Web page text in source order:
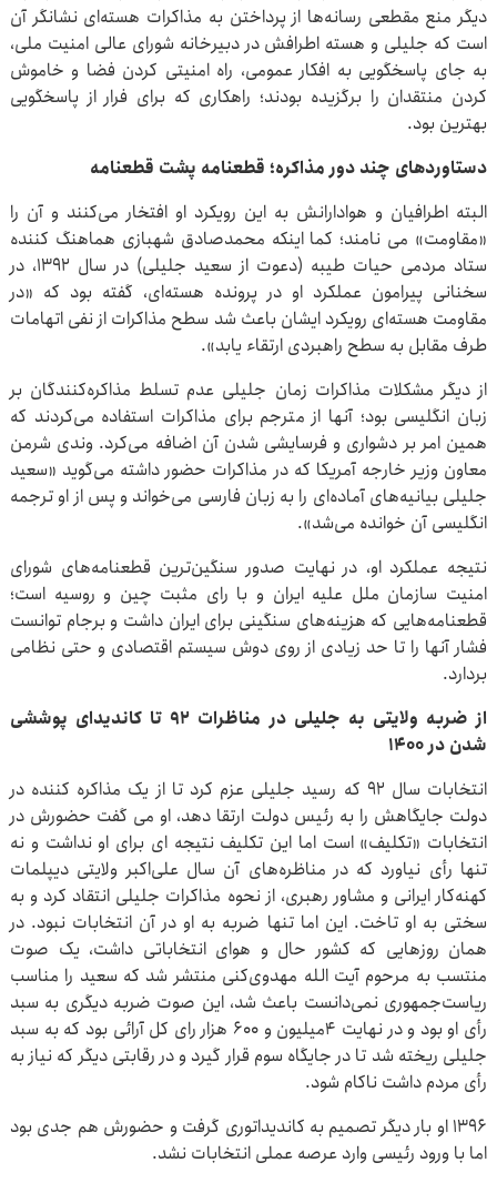
دیگر منع مقطعی رسانه‌ها از پرداختن به مذاکرات هسته‌ای نشانگر آن
است که جلیلی و هسته اطرافش در دبیرخانه شورای عالی امنیت ملی،
به جای پاسخگویی به افکار عمومی، راه امنیتی کردن فضا و خاموش
کردن منتقدان را برگزیده بودند؛ راهکاری که برای فرار از پاسخگویی
بهترین بود.
دستاوردهای چند دور مذاکره؛ قطعنامه پشت قطعنامه
البته اطرافیان و هوادارانش به این رویکرد او افتخار می‌کنند و آن را
«مقاومت» می نامند؛ کما اینکه محمدصادق شهبازی هماهنگ کننده
ستاد مردمی حیات طیبه (دعوت از سعید جلیلی) در سال ۱۳۹۲، در
سخنانی پیرامون عملکرد او در پرونده هسته‌ای، گفته بود که «در
مقاومت هسته‌ای رویکرد ایشان باعث شد سطح مذاکرات از نفی اتهامات
طرف مقابل به سطح راهبردی ارتقاء یابد».
از دیگر مشکلات مذاکرات زمان جلیلی عدم تسلط مذاکره‌کنندگان بر
زبان انگلیسی بود؛ آنها از مترجم برای مذاکرات استفاده می‌کردند که
همین امر بر دشواری و فرسایشی شدن آن اضافه می‌کرد. وندی شرمن
معاون وزیر خارجه آمریکا که در مذاکرات حضور داشته می‌گوید «سعید
جلیلی بیانیه‌های آماده‌ای را به زبان فارسی می‌خواند و پس از او ترجمه
انگلیسی آن خوانده می‌شد».
نتیجه عملکرد او، در نهایت صدور سنگین‌ترین قطعنامه‌های شورای
امنیت سازمان ملل علیه ایران و با رای مثبت چین و روسیه است؛
قطعنامه‌هایی که هزینه‌های سنگینی برای ایران داشت و برجام توانست
فشار آنها را تا حد زیادی از روی دوش سیستم اقتصادی و حتی نظامی
بردارد.
از ضربه ولایتی به جلیلی در مناظرات ۹۲ تا کاندیدای پوششی
شدن در ۱۴۰۰
انتخابات سال ۹۲ که رسید جلیلی عزم کرد تا از یک مذاکره کننده در
دولت جایگاهش را به رئیس دولت ارتقا دهد، او می گفت حضورش در
انتخابات «تکلیف» است اما این تکلیف نتیجه ای برای او نداشت و نه
تنها رأی نیاورد که در مناظره‌های آن سال علی‌اکبر ولایتی دیپلمات
کهنه‌کار ایرانی و مشاور رهبری، از نحوه مذاکرات جلیلی انتقاد کرد و به
سختی به او تاخت. این اما تنها ضربه به او در آن انتخابات نبود. در
همان روزهایی که کشور حال و هوای انتخاباتی داشت، یک صوت
منتسب به مرحوم آیت الله مهدوی‌کنی منتشر شد که سعید را مناسب
ریاست‌جمهوری نمی‌دانست باعث شد، این صوت ضربه دیگری به سبد
رأی او بود و در نهایت ۴میلیون و ۶۰۰ هزار رای کل آرائی بود که به سبد
جلیلی ریخته شد تا در جایگاه سوم قرار گیرد و در رقابتی دیگر که نیاز به
رأی مردم داشت ناکام شود.
۱۳۹۶ او بار دیگر تصمیم به کاندیداتوری گرفت و حضورش هم جدی بود
اما با ورود رئیسی وارد عرصه عملی انتخابات نشد.